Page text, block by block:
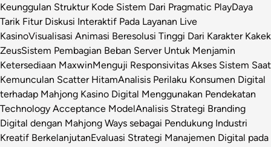
Keunggulan Struktur Kode Sistem Dari Pragmatic PlayDaya
Tarik Fitur Diskusi Interaktif Pada Layanan Live
KasinoVisualisasi Animasi Beresolusi Tinggi Dari Karakter Kakek
ZeusSistem Pembagian Beban Server Untuk Menjamin
Ketersediaan MaxwinMenguji Responsivitas Akses Sistem Saat
Kemunculan Scatter HitamAnalisis Perilaku Konsumen Digital
terhadap Mahjong Kasino Digital Menggunakan Pendekatan
Technology Acceptance ModelAnalisis Strategi Branding
Digital dengan Mahjong Ways sebagai Pendukung Industri
Kreatif BerkelanjutanEvaluasi Strategi Manajemen Digital pada